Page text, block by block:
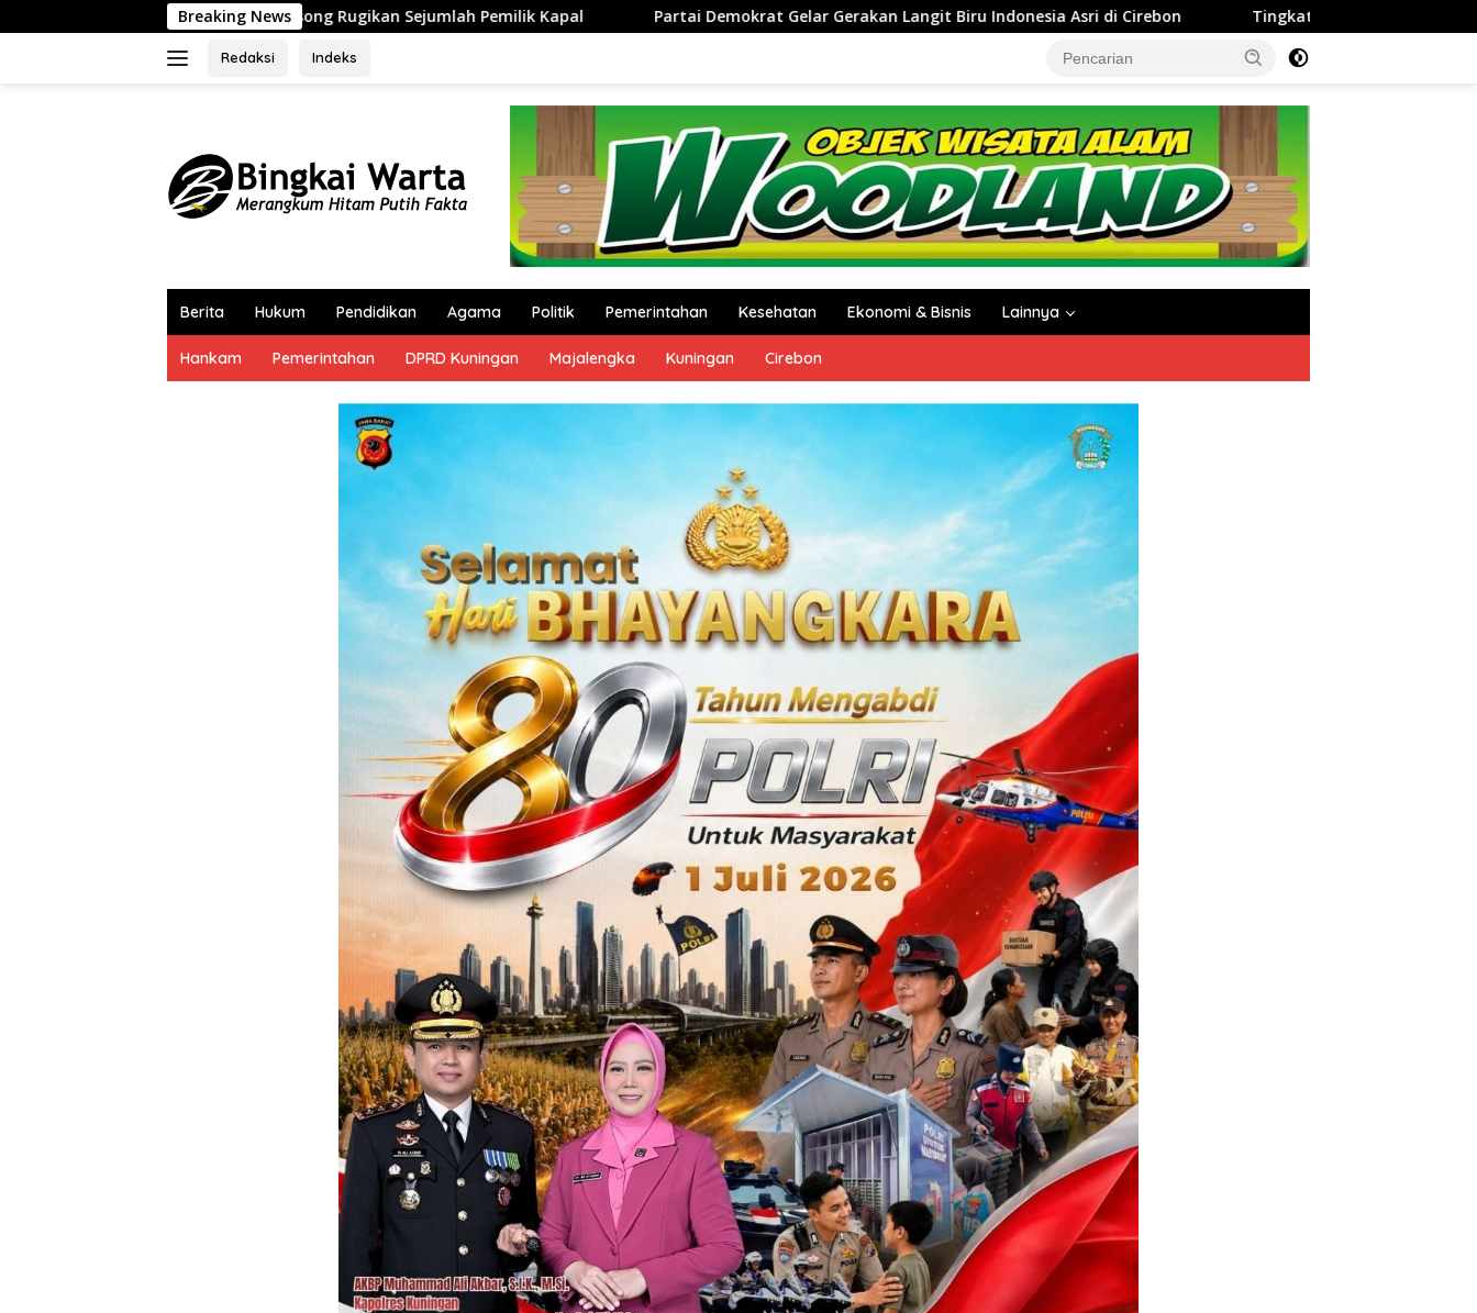
ke
Breaking News
Rugikan Sejumlah Pemilik Kapal Partai Demokrat Gelar Gerakan Langit Biru Indonesia Asri di Cirebon ‎Tingkatkan Kinerja dan Integritas Manajer, Perumda Tirta
Redaksi Indeks
Berita Hukum Pendidikan Agama Politik Pemerintahan Kesehatan Ekonomi & Bisnis Lainnya
Hankam Pemerintahan DPRD Kuningan Majalengka Kuningan Cirebon